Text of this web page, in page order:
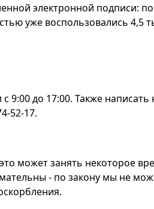
электронной подписи:
уже воспользовались 4,5
9:00 до 17:00. Также написать
52-17.
может занять некоторое
- по закону мы не